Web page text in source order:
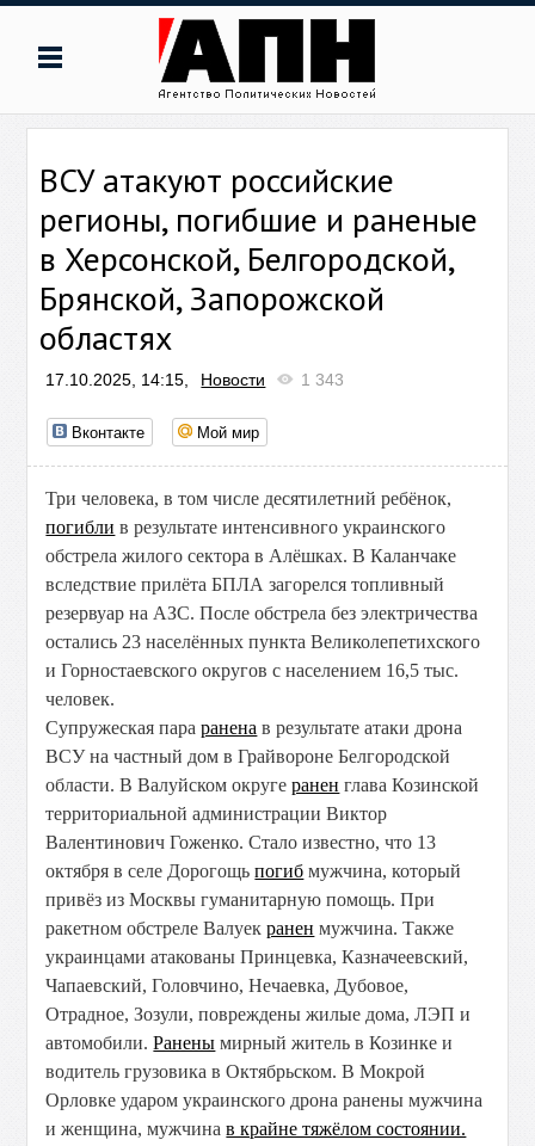
ВСУ атакуют российские
регионы, погибшие и раненые
в Херсонской, Белгородской,
Брянской, Запорожской
областях
17.10.2025, 14:15, Новости 1 343
Вконтакте Мой мир
Три человека, в том числе десятилетний ребёнок,
погибли в результате интенсивного украинского
обстрела жилого сектора в Алёшках. В Каланчаке
вследствие прилёта БПЛА загорелся топливный
резервуар на АЗС. После обстрела без электричества
остались 23 населённых пункта Великолепетихского
и Горностаевского округов с населением 16,5 тыс.
человек.
Супружеская параранена в результате атаки дрона
ВСУ на частный дом в Грайвороне Белгородской
области. В Валуйском округеранен глава Козинской
территориальной администрации Виктор
Валентинович Гоженко. Стало известно, что 13
октября в селе Дорогощьпогиб мужчина, который
привёз из Москвы гуманитарную помощь. При
ракетном обстреле Валуекранен мужчина. Также
украинцами атакованы Принцевка, Казначеевский,
Чапаевский, Головчино, Нечаевка, Дубовое,
Отрадное, Зозули, повреждены жилые дома, ЛЭП и
автомобили.Ранены мирный житель в Козинке и
водитель грузовика в Октябрьском. В Мокрой
Орловке ударом украинского дрона ранены мужчина
и женщина, мужчинав крайне тяжёлом состоянии.